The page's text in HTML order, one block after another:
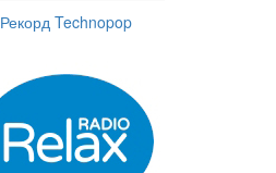
Рекорд Technopop